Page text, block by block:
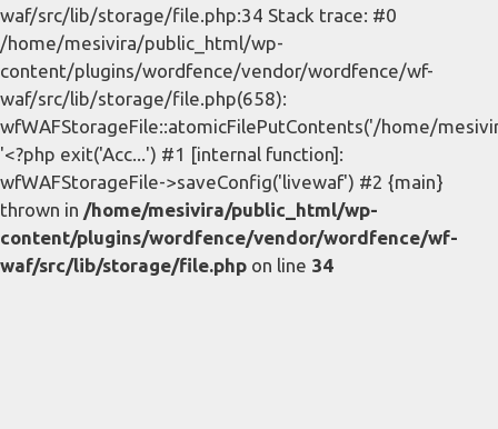
waf/src/lib/storage/file.php:34 Stack trace: #0
/home/mesivira/public_html/wp-
content/plugins/wordfence/vendor/wordfence/wf-
waf/src/lib/storage/file.php(658):
wfWAFStorageFile::atomicFilePutContents('/home/
'<?php exit('Acc...') #1 [internal function]:
wfWAFStorageFile->saveConfig('livewaf') #2 {main}
thrown in /home/mesivira/public_html/wp-
content/plugins/wordfence/vendor/wordfence/wf-
waf/src/lib/storage/file.php on line 34